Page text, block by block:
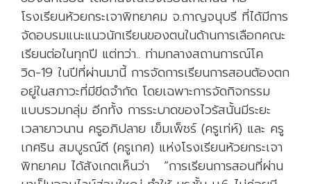
โรงเรียนห้วยกระเจาพิทยาคม จ.กาญจนุบรี ที่ได้มีการ
จัดอบรมแนะแนวนักเรียนของตนในด้านการเลือกคณะ
เรียนต่อในทุกปี แต่ทว่า.. ท่ามกลางสถานการณ์โค
วิด-19 ในปีที่ผ่านมานี้ การจัดการเรียนการสอนต้องตก
อยู่ในสภาวะที่มีขีดจำกัด โดยเฉพาะการจัดกิจกรรม
แบบรวมกลุ่ม อีกทั้ง การระบาดของไวรัสนั้นมีระยะ
เวลายาวนาน ครูอภิปลาย เข็มเพ็ชร์ (ครูเท่ห์) และ ครู
เกศริน สมบูรณ์ดี (ครูเกศ) แห่งโรงเรียนห้วยกระเจา
พิทยาคม ได้สังเกตเห็นว่า “การเรียนการสอนที่ผ่าน